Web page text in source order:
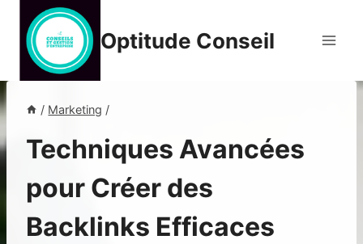
contenu
Optitude Conseil
/ Marketing /
Techniques Avancées
pour Créer des
Backlinks Efficaces